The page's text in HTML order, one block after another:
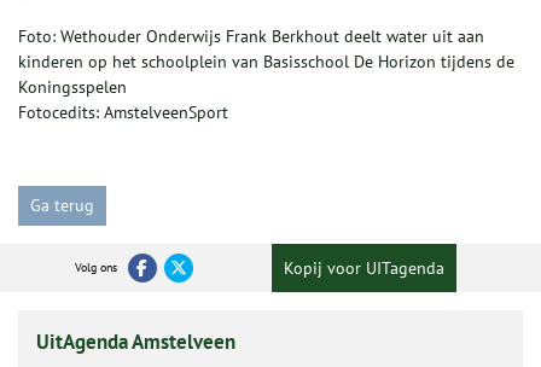
Foto: Wethouder Onderwijs Frank Berkhout deelt water uit aan
kinderen op het schoolplein van Basisschool De Horizon tijdens de
Koningsspelen
Fotocedits: AmstelveenSport
Ga terug
Volg ons Kopij voor UITagenda
UitAgenda Amstelveen